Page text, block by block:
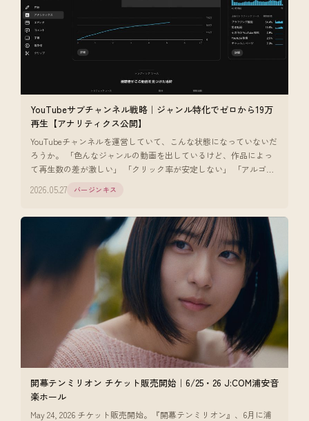
YouTubeサブチャンネル戦略｜ジャンル特化でゼロから19万
再生【アナリティクス公開】
YouTubeチャンネルを運営していて、こんな状態になっていないだ
ろうか。 「色んなジャンルの動画を出しているけど、作品によっ
て再生数の差が激しい」 「クリック率が安定しない」 「アルゴリ
2026.05.27 バージンキス
開幕テンミリオン チケット販売開始｜6/25・26 J:COM浦安音
楽ホール
May 24, 2026 チケット販売開始。『開幕テンミリオン』、6月に浦